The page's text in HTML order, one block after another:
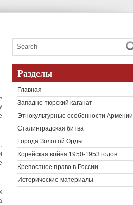
Разделы
Главная
Западно-тюрский каганат
Этнокультурные особенности Армении
Сталинградская битва
Города Золотой Орды
Корейская война 1950-1953 годов
Крепостное право в России
Исторические материалы